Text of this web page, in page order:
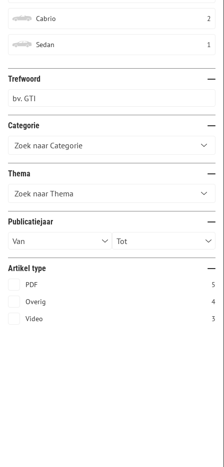
Cabrio 2
Sedan 1
Trefwoord
Categorie
Thema
Publicatiejaar
Artikel type
PDF
5
Overig
4
Video
3